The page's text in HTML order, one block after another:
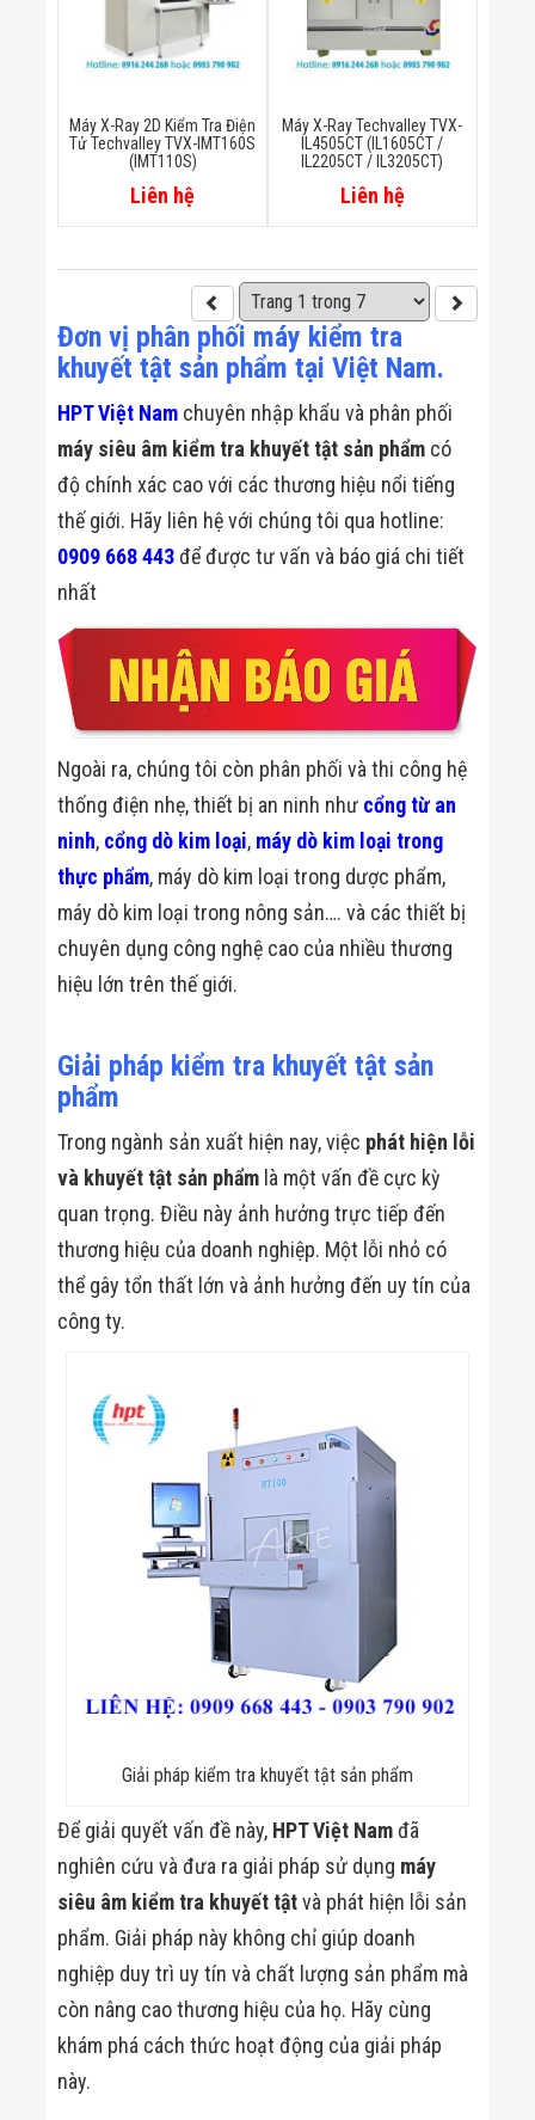
Máy X-Ray 2D Kiểm Tra Điện
Tử Techvalley TVX-IMT160S
(IMT110S)
Liên hệ
Máy X-Ray Techvalley TVX-
IL4505CT (IL1605CT /
IL2205CT / IL3205CT)
Liên hệ
Đơn vị phân phối máy kiểm tra
khuyết tật sản phẩm tại Việt Nam.
HPT Việt Nam chuyên nhập khẩu và phân phối
máy siêu âm kiểm tra khuyết tật sản phẩm có
độ chính xác cao với các thương hiệu nổi tiếng
thế giới. Hãy liên hệ với chúng tôi qua hotline:
0909 668 443để được tư vấn và báo giá chi tiết
nhất
Ngoài ra, chúng tôi còn phân phối và thi công hệ
thống điện nhẹ, thiết bị an ninh như cổng từ an
ninh, cổng dò kim loại, máy dò kim loại trong
thực phẩm, máy dò kim loại trong dược phẩm,
máy dò kim loại trong nông sản…. và các thiết bị
chuyên dụng công nghệ cao của nhiều thương
hiệu lớn trên thế giới.
Giải pháp kiểm tra khuyết tật sản
phẩm
Trong ngành sản xuất hiện nay, việc phát hiện lỗi
và khuyết tật sản phẩm là một vấn đề cực kỳ
quan trọng. Điều này ảnh hưởng trực tiếp đến
thương hiệu của doanh nghiệp. Một lỗi nhỏ có
thể gây tổn thất lớn và ảnh hưởng đến uy tín của
công ty.
Giải pháp kiểm tra khuyết tật sản phẩm
Để giải quyết vấn đề này, HPT Việt Namđã
nghiên cứu và đưa ra giải pháp sử dụng máy
siêu âm kiểm tra khuyết tậtvà phát hiện lỗi sản
phẩm. Giải pháp này không chỉ giúp doanh
nghiệp duy trì uy tín và chất lượng sản phẩm mà
còn nâng cao thương hiệu của họ. Hãy cùng
khám phá cách thức hoạt động của giải pháp
này.